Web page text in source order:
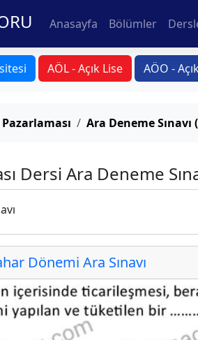
Anasayfa Bölümler
AÖL - Açık Lise AÖO -
Ara Deneme Sınavı
Dersi Ara Deneme
Dönemi Ara Sınavı